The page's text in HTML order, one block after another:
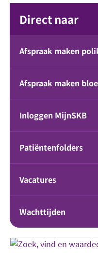
Direct naar
Afspraak maken
Afspraak maken
Inloggen MijnSKB
Patiëntenfolders
Vacatures
Wachttijden